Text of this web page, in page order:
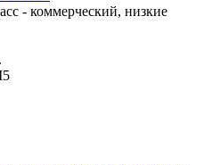
- коммерческий, низкие